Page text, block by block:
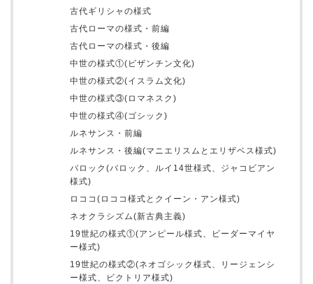
古代ギリシャの様式
古代ローマの様式・前編
古代ローマの様式・後編
中世の様式①(ビザンチン文化)
中世の様式②(イスラム文化)
中世の様式③(ロマネスク)
中世の様式④(ゴシック)
ルネサンス・前編
ルネサンス・後編(マニエリスムとエリザベス様式)
バロック(バロック、ルイ14世様式、ジャコビアン
様式)
ロココ(ロココ様式とクイーン・アン様式)
ネオクラシズム(新古典主義)
19世紀の様式①(アンピール様式、ビーダーマイヤ
ー様式)
19世紀の様式②(ネオゴシック様式、リージェンシ
ー様式、ビクトリア様式)